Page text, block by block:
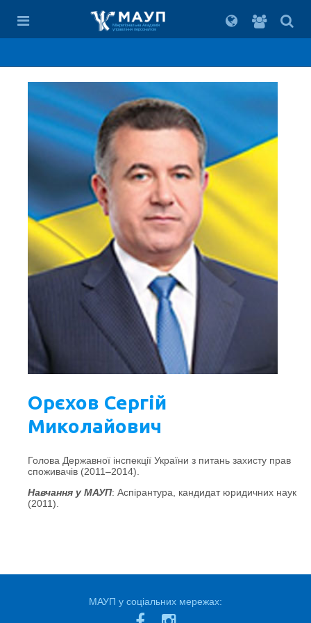
Вхід
для
Міжрегіональна Академія
управління персоналом
Орєхов Сергій
Миколайович
Голова Державної інспекції України з питань захисту прав
споживачів (2011–2014).
Навчання у МАУП: Аспірантура, кандидат юридичних наук
(2011).
МАУП у соціальних мережах: